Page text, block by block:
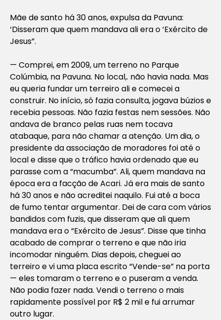
Mãe de santo há 30 anos, expulsa da Pavuna:
‘Disseram que quem mandava ali era o ‘Exército de
Jesus”.
— Comprei, em 2009, um terreno no Parque
Colúmbia, na Pavuna. No local,. não havia nada. Mas
eu queria fundar um terreiro ali e comecei a
construir. No início, só fazia consulta, jogava búzios e
recebia pessoas. Não fazia festas nem sessões. Não
andava de branco pelas ruas nem tocava
atabaque, para não chamar a atenção. Um dia, o
presidente da associação de moradores foi até o
local e disse que o tráfico havia ordenado que eu
parasse com a “macumba”. Ali, quem mandava na
época era a facção de Acari. Já era mais de santo
há 30 anos e não acreditei naquilo. Fui até a boca
de fumo tentar argumentar. Dei de cara com vários
bandidos com fuzis, que disseram que ali quem
mandava era o “Exército de Jesus”. Disse que tinha
acabado de comprar o terreno e que não iria
incomodar ninguém. Dias depois, cheguei ao
terreiro e vi uma placa escrito “Vende-se” na porta
— eles tomaram o terreno e o puseram a venda.
Não podia fazer nada. Vendi o terreno o mais
rapidamente possível por R$ 2 mil e fui arrumar
outro lugar.